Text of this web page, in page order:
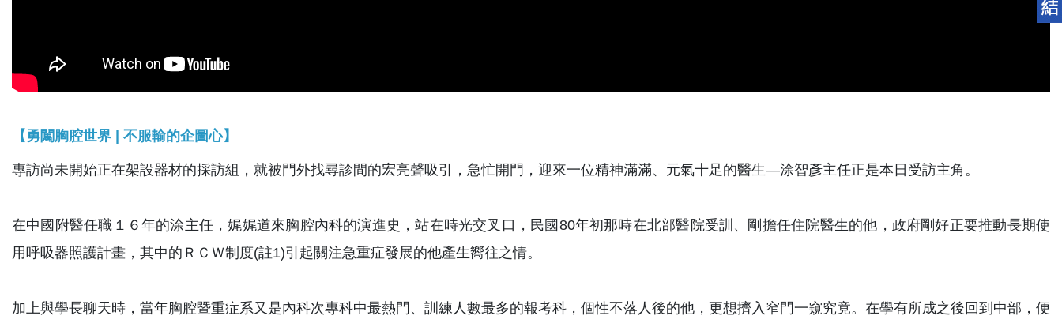
【勇闖胸腔世界 | 不服輸的企圖心】
專訪尚未開始正在架設器材的採訪組，就被門外找尋診間的宏亮聲吸引，急忙開門，迎來一位精神滿滿、元氣十足的醫生—涂智彥主任正是本日受訪主角。
在中國附醫任職１６年的涂主任，娓娓道來胸腔內科的演進史，站在時光交叉口，民國80年初那時在北部醫院受訓、剛擔任住院醫生的他，政府剛好正要推動長期使
用呼吸器照護計畫，其中的ＲＣＷ制度(註1)引起關注急重症發展的他產生嚮往之情。
加上與學長聊天時，當年胸腔暨重症系又是內科次專科中最熱門、訓練人數最多的報考科，個性不落人後的他，更想擠入窄門一窺究竟。在學有所成之後回到中部，便